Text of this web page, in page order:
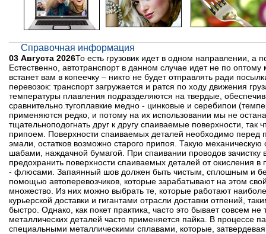
Справочная информация
03 Августа 2026То есть грузовик идет в одном направлении, а
Естественно, автотранспорт в данном случае идет не по
встанет вам в копеечку – никто не будет отправлять ради
перевозок: транспорт загружается и ратся по ходу движения
температуры плавления подразделяются на твердые,
сравнительно тугоплавкие медно - цинковые и серебипои
применяются редко, и потому на их использовании мы не
тщательноподогнать друг к другу спаиваемые поверхности,
припоем. Поверхности спаиваемых деталей необходимо перед
эмали, остатков возможно старого припоя. Такую
шабами, наждачной бумагой. При спаивании проводов
предохранить поверхности спаиваемых деталей от
- флюсами. Запаянный шов должен быть чистым, сплошным и
помощью автоперевозчиков, которые зарабатывают на этом
множество. Из них можно выбрать те, которые работают
курьерской доставки и гигантами отрасли доставки отпений,
быстро. Однако, как покет практика, часто это бывает совсем
металлических деталей часто применяется пайка. В
специальными металлическими сплавами, которые,